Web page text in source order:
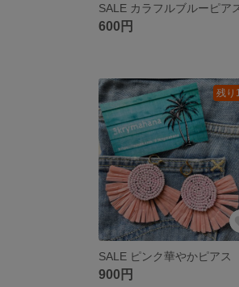
SALE カラフルブルーピア
600円
残り
SALE ピンク華やかピアス
900円